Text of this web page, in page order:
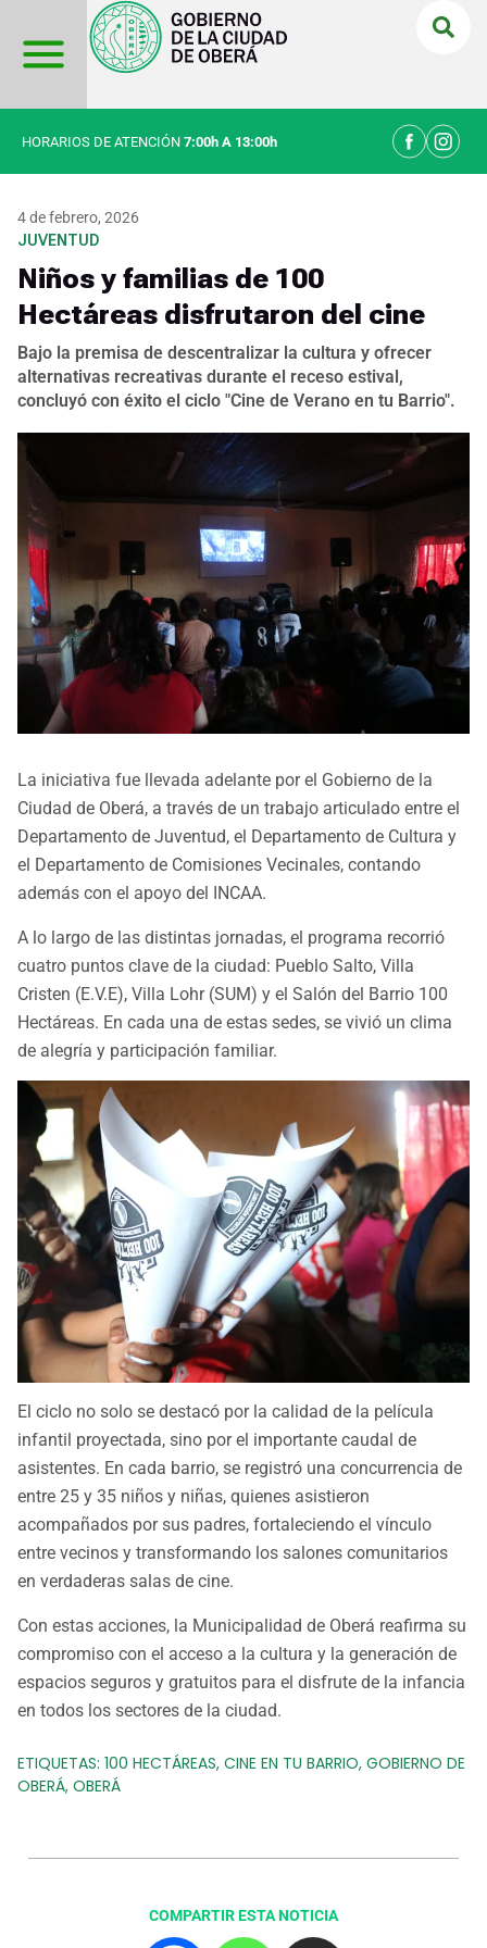
contenido
HORARIOS DE ATENCIÓN 7:00h A 13:00h
4 de febrero, 2026
JUVENTUD
Niños y familias de 100
Hectáreas disfrutaron del cine
Bajo la premisa de descentralizar la cultura y ofrecer
alternativas recreativas durante el receso estival,
concluyó con éxito el ciclo "Cine de Verano en tu Barrio".
La iniciativa fue llevada adelante por el Gobierno de la
Ciudad de Oberá, a través de un trabajo articulado entre el
Departamento de Juventud, el Departamento de Cultura y
el Departamento de Comisiones Vecinales, contando
además con el apoyo del INCAA.
A lo largo de las distintas jornadas, el programa recorrió
cuatro puntos clave de la ciudad: Pueblo Salto, Villa
Cristen (E.V.E), Villa Lohr (SUM) y el Salón del Barrio 100
Hectáreas. En cada una de estas sedes, se vivió un clima
de alegría y participación familiar.
El ciclo no solo se destacó por la calidad de la película
infantil proyectada, sino por el importante caudal de
asistentes. En cada barrio, se registró una concurrencia de
entre 25 y 35 niños y niñas, quienes asistieron
acompañados por sus padres, fortaleciendo el vínculo
entre vecinos y transformando los salones comunitarios
en verdaderas salas de cine.
Con estas acciones, la Municipalidad de Oberá reafirma su
compromiso con el acceso a la cultura y la generación de
espacios seguros y gratuitos para el disfrute de la infancia
en todos los sectores de la ciudad.
ETIQUETAS: 100 HECTÁREAS, CINE EN TU BARRIO, GOBIERNO DE
OBERÁ, OBERÁ
COMPARTIR ESTA NOTICIA